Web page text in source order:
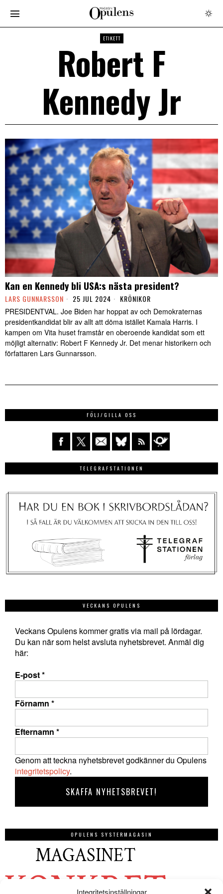
Integritetsinställningar
ETIKETT
Robert F
Kennedy Jr
Kan en Kennedy bli USA:s nästa president?
LARS GUNNARSSON 25 JUL 2024 KRÖNIKOR
PRESIDENTVAL. Joe Biden har hoppat av och Demokraternas
presidentkandidat blir av allt att döma istället Kamala Harris. I
kampen om Vita huset framstår en oberoende kandidat som ett
möjligt alternativ: Robert F Kennedy Jr. Det menar historikern och
författaren Lars Gunnarsson.
FÖLJ/GILLA OSS
TELEGRAFSTATIONEN
VECKANS OPULENS
Veckans Opulens kommer gratis via mail på lördagar.
Du kan när som helst avsluta nyhetsbrevet. Anmäl dig
här:
E-post*
Förnamn *
Efternamn *
Genom att teckna nyhetsbrevet godkänner du Opulens
integritetspolicy.
OPULENS SYSTERMAGASIN